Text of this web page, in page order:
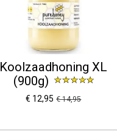
Koolzaadhoning XL
(900g)
€ 12,95 € 14,95